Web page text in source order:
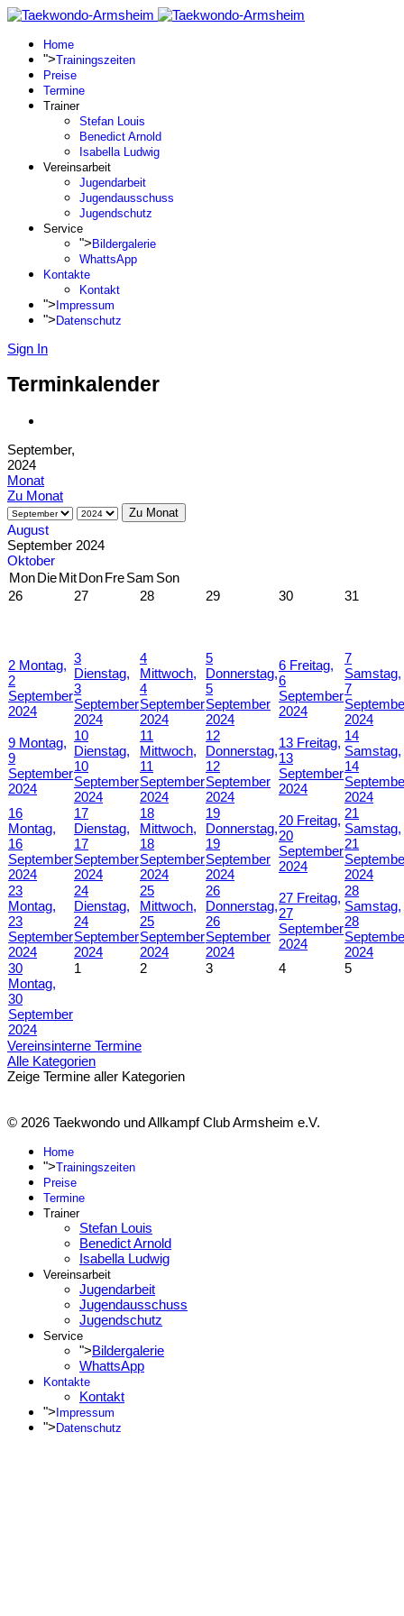
Home
">Trainingszeiten
Preise
Termine
Trainer
Stefan Louis
Benedict Arnold
Isabella Ludwig
Vereinsarbeit
Jugendarbeit
Jugendausschuss
Jugendschutz
Service
"> Bildergalerie
WhattsApp
Kontakte
Kontakt
"> Impressum
"> Datenschutz
Sign In
Terminkalender
September,
2024
Monat
Zu Monat
Zu Monat
August
September 2024
Oktober
MonDieMitDonFreSam Son
26
27 28 29 30 31
2 Montag,
2
September
2024
3
Dienstag,
3
September
2024
4
Mittwoch,
4
September
2024
5
Donnerstag,
5
September
2024
6 Freitag,
6
September
2024
7
Samstag,
7
2024
9 Montag,
9
September
2024
10
Dienstag,
10
September
2024
11
Mittwoch,
11
September
2024
12
Donnerstag,
12
September
2024
13 Freitag,
13
September
2024
14
Samstag,
14
2024
16
Montag,
16
September
2024
17
Dienstag,
17
September
2024
18
Mittwoch,
18
September
2024
19
Donnerstag,
19
September
2024
20 Freitag,
20
September
2024
21
Samstag,
21
2024
23
Montag,
23
September
2024
24
Dienstag,
24
September
2024
25
Mittwoch,
25
September
2024
26
Donnerstag,
26
September
2024
27 Freitag,
27
September
2024
28
Samstag,
28
2024
30
Montag,
30
September
2024
1 2 3 4 5
Vereinsinterne Termine
Alle Kategorien
Zeige Termine aller Kategorien
© 2026 Taekwondo und Allkampf Club Armsheim e.V.
Home
">Trainingszeiten
Preise
Termine
Trainer
Stefan Louis
Benedict Arnold
Isabella Ludwig
Vereinsarbeit
Jugendarbeit
Jugendausschuss
Jugendschutz
Service
">Bildergalerie
WhattsApp
Kontakte
Kontakt
"> Impressum
"> Datenschutz